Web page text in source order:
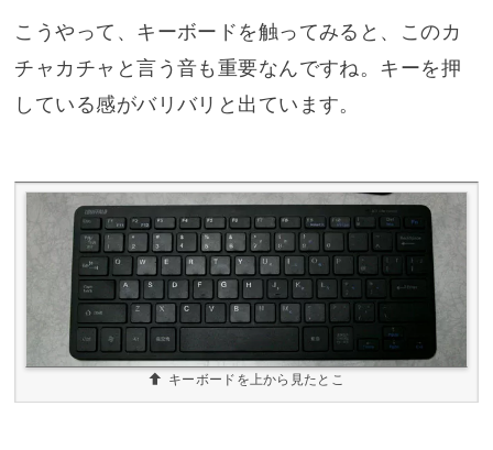
こうやって、キーボードを触ってみると、このカ
チャカチャと言う音も重要なんですね。キーを押
している感がバリバリと出ています。
キーボードを上から見たとこ